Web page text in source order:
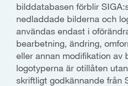
bilddatabasen förblir
nedladdade bilderna och
användas endast i
bearbetning, ändring,
eller annan modifikation av
logotyperna är otillåten
skriftligt godkännande från